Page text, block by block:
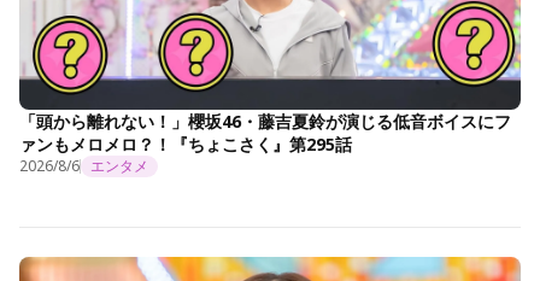
「頭から離れない！」櫻坂46・藤吉夏鈴が演じる低音ボイスにフ
ァンもメロメロ？！『ちょこさく』第295話
2026/8/6 エンタメ